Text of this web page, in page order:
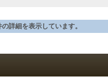
詳細を表示しています。